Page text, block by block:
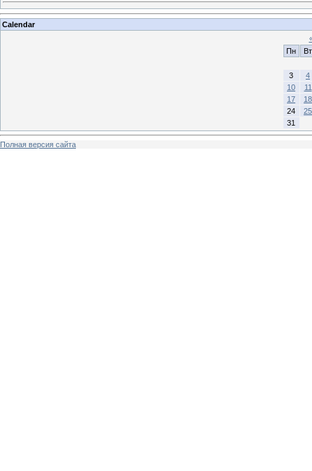
Calendar
Пн
Вт
3
4
10
11
17
18
24
25
31
Полная версия сайта